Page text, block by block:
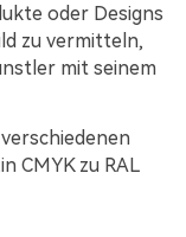
oder Designs
zu vermitteln,
mit seinem
CMYK zu RAL